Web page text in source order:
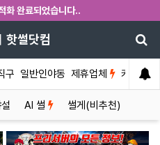
화 완료되었습니다..
핫썰닷컴
구 일반인야동 제휴업체 커뮤니티
AI 썰 썰게(비추천)